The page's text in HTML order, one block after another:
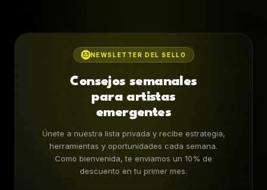
NEWSLETTER DEL SELLO
Consejos semanales
para artistas
emergentes
Únete a nuestra lista privada y recibe estrategia,
herramientas y oportunidades cada semana.
Como bienvenida, te enviamos un 10% de
descuento en tu primer mes.